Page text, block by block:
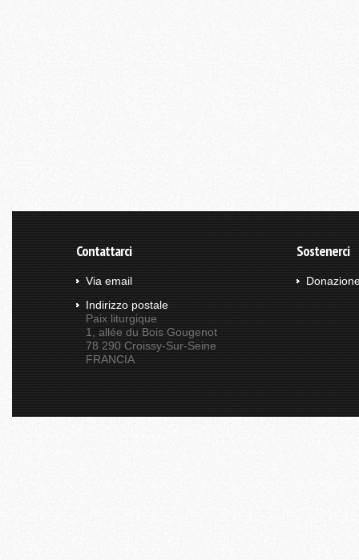
Contattarci
Via email
Indirizzo postale
Paix liturgique
1, allée du Bois Gougenot
78 290 Croissy-Sur-Seine
FRANCIA
Sostenerci